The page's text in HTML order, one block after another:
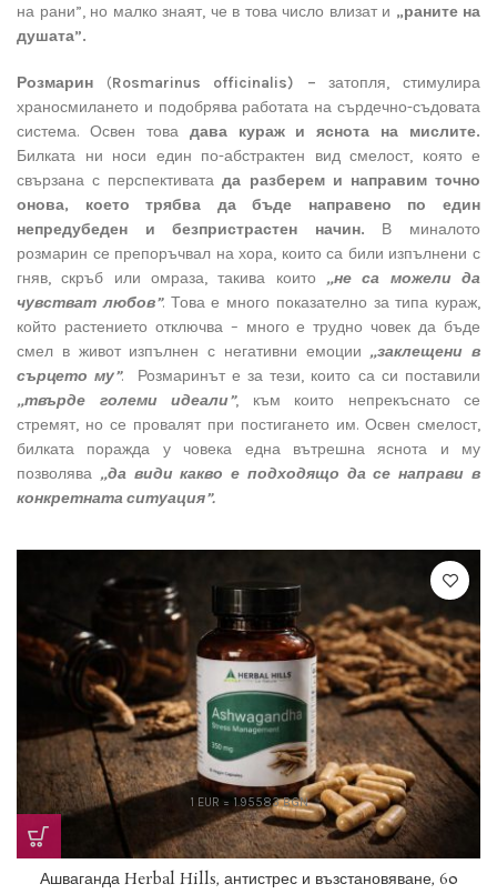
на рани”, но малко знаят, че в това число влизат и „раните на
душата”.
Розмарин (Rosmarinus officinalis) –затопля, стимулира
храносмилането и подобрява работата на сърдечно-съдовата
система. Освен това дава кураж и яснота на мислите.
Билката ни носи един по-абстрактен вид смелост, която е
свързана с перспективатада разберем и направим точно
онова, което трябва да бъде направено
по един
непредубеден и безпристрастен начин. В миналото
розмарин се препоръчвал на хора, които са били изпълнени с
гняв, скръб или омраза, такива които „не са можели да
чувстват любов”. Това е много показателно за типа кураж,
който растението отключва – много е трудно човек да бъде
смел в живот изпълнен с негативни емоции „заклещени в
сърцето му”. Розмаринът е за тези, които са си поставили
„твърде големи идеали”, към които непрекъснато се
стремят, но се провалят при постигането им. Освен смелост,
билката поражда у човека една вътрешна яснота и му
позволява „да види какво е подходящо да се направи в
конкретната ситуация”.
1 EUR = 1.95583 BGN
Ашваганда Herbal Hills, антистрес и възстановяване, 60